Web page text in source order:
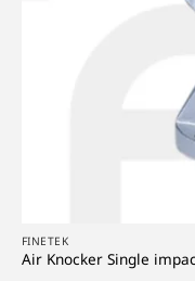
FINETEK
Air Knocker Single